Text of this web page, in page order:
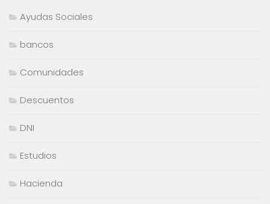
Ayudas Sociales
bancos
Comunidades
Descuentos
DNI
Estudios
Hacienda